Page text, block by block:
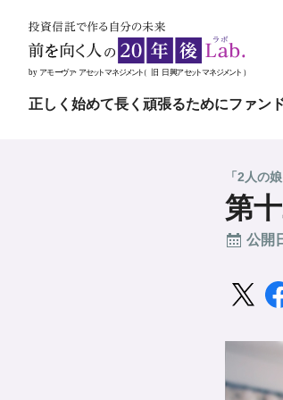
正しく始めて長く頑張るためにファン
「2人の
第
公開